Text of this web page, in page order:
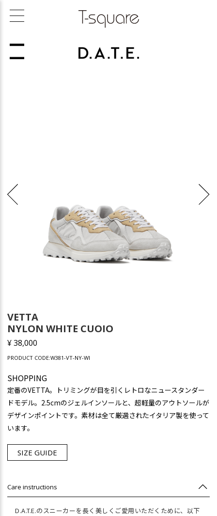
VETTA
NYLON WHITE CUOIO
¥ 38,000
PRODUCT CODE:W381-VT-NY-WI
SHOPPING
定番のVETTA。トリミングが目を引くレトロなニュースタンダー
ドモデル。2.5cmのジェルインソールと、超軽量のアウトソールが
デザインポイントです。素材は全て厳選されたイタリア製を使って
います。
SIZE GUIDE
Care instructions
D.A.T.E.のスニーカーを長く美しくご愛用いただくために、以下